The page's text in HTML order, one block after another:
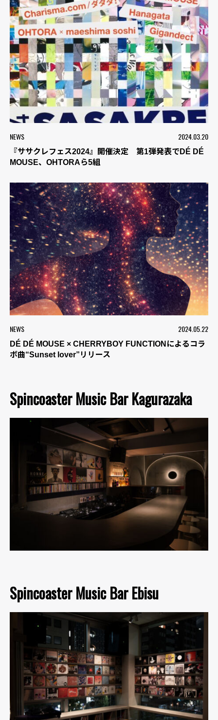
NEWS 2024.03.20
『ササクレフェス2024』開催決定 第1弾発表でDÉ DÉ
MOUSE、OHTORAら5組
NEWS 2024.05.22
DÉ DÉ MOUSE × CHERRYBOY FUNCTIONによるコラ
ボ曲“Sunset lover”リリース
Spincoaster Music Bar Kagurazaka
Spincoaster Music Bar Ebisu